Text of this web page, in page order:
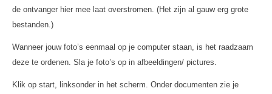
de ontvanger hier mee laat overstromen. (Het zijn al gauw erg grote
bestanden.)
Wanneer jouw foto’s eenmaal op je computer staan, is het raadzaam
deze te ordenen. Sla je foto’s op in afbeeldingen/ pictures.
Klik op start, linksonder in het scherm. Onder documenten zie je